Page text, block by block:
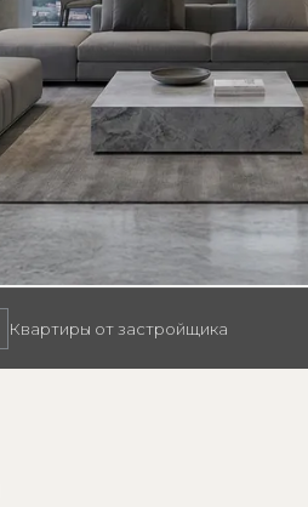
Квартиры от застройщика